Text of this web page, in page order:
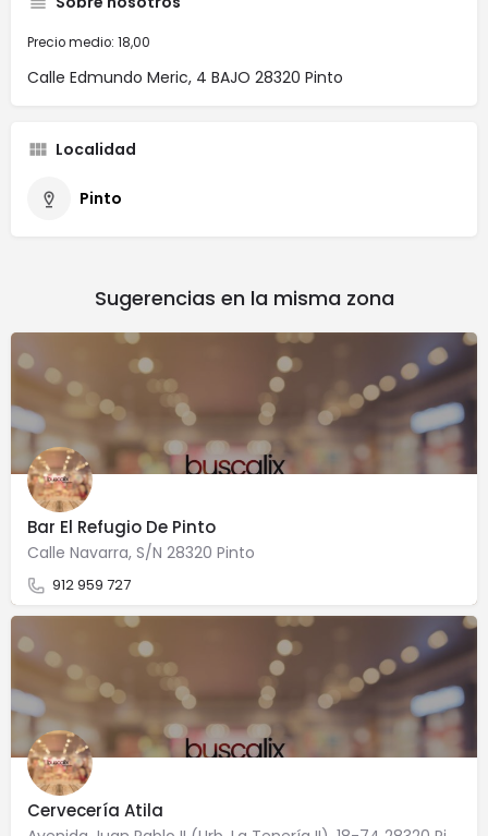
Precio medio: 18,00
Calle Edmundo Meric, 4 BAJO 28320 Pinto
Localidad
Pinto
Sugerencias en la misma zona
Bar El Refugio De Pinto
Calle Navarra, S/N 28320 Pinto
912 959 727
Cervecería Atila